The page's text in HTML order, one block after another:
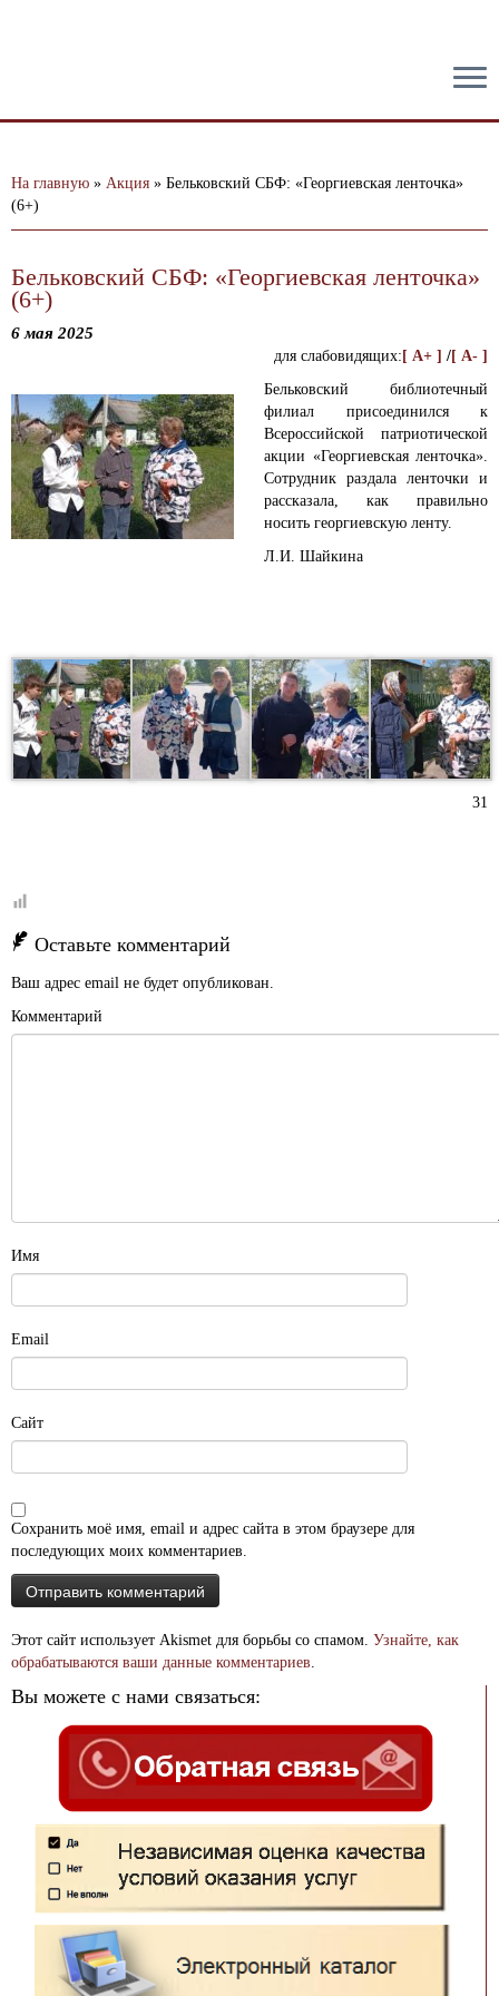
На главную » Акция » Бельковский СБФ: «Георгиевская ленточка»
(6+)
Бельковский СБФ: «Георгиевская ленточка»
(6+)
6 мая 2025
для слабовидящих: [ A+ ] /[ A- ]
Бельковский библиотечный
филиал присоединился к
Всероссийской патриотической
акции «Георгиевская ленточка».
Сотрудник раздала ленточки и
рассказала, как правильно
носить георгиевскую ленту.
Л.И. Шайкина
31
Оставьте комментарий
Ваш адрес email не будет опубликован.
Комментарий
Имя
Email
Сайт
Сохранить моё имя, email и адрес сайта в этом браузере для
последующих моих комментариев.
Этот сайт использует Akismet для борьбы со спамом. Узнайте, как
обрабатываются ваши данные комментариев.
Вы можете с нами связаться: